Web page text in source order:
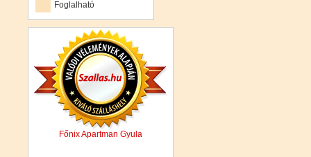
Foglalható
Főnix Apartman Gyula